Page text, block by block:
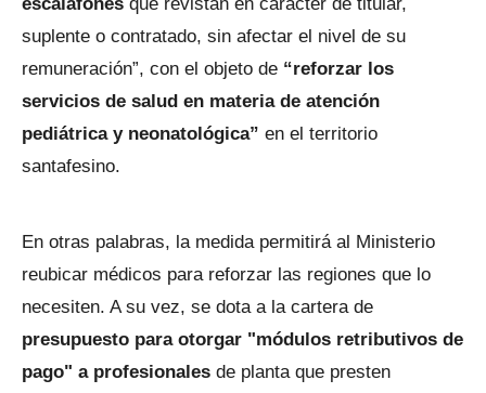
suplente o contratado, sin afectar el nivel de su
remuneración”, con el objeto de “reforzar los
servicios de salud en materia de atención
pediátrica y neonatológica” en el territorio
santafesino.
En otras palabras, la medida permitirá al Ministerio
reubicar médicos para reforzar las regiones que lo
necesiten. A su vez, se dota a la cartera de
presupuesto para otorgar "módulos retributivos de
pago" a profesionales de planta que presten